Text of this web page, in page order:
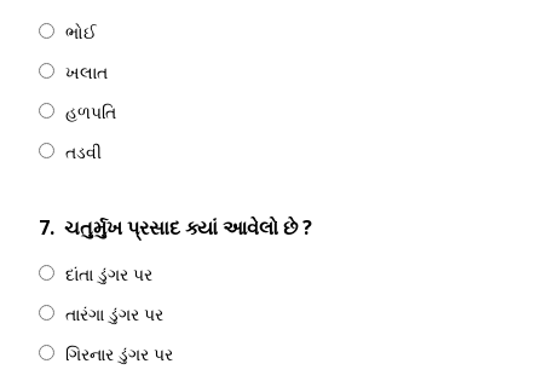
ભોઈ
ખલાત
હળપતિ
તડવી
7. ચતુર્મુખ પ્રસાદ ક્યાં આવેલો છે ?
દાંતા ડુંગર પર
તારંગા ડુંગર પર
ગિરનાર ડુંગર પર